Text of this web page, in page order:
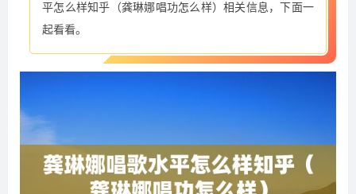
平怎么样知乎（龚琳娜唱功怎么样）相关信息，下面一
起看看。